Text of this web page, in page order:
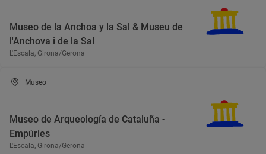
Museo de la Anchoa y la Sal & Museu de
l'Anchova i de la Sal
L'Escala, Girona/Gerona
Museo
Museo de Arqueología de Cataluña -
Empúries
L'Escala, Girona/Gerona